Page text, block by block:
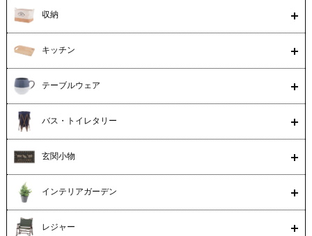
収納
キッチン
テーブルウェア
バス・トイレタリー
玄関小物
インテリアガーデン
レジャー